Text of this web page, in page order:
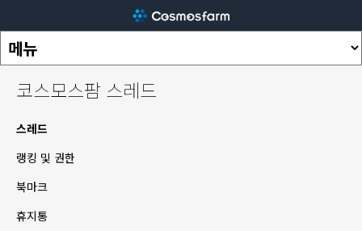
코스모스팜 스레드
스레드
랭킹 및 권한
북마크
휴지통